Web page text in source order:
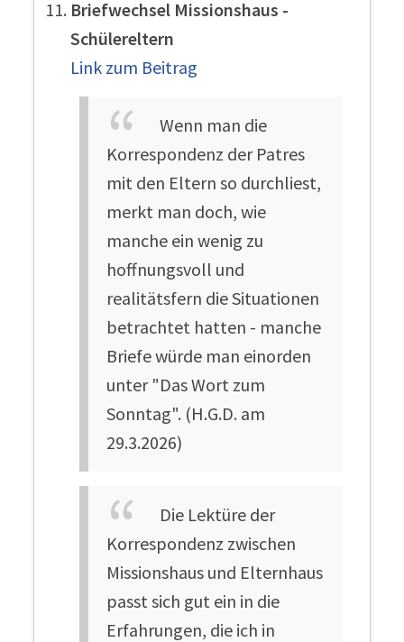
Briefwechsel Missionshaus -
Schülereltern
Link zum Beitrag
Wenn man die
Korrespondenz der Patres
mit den Eltern so durchliest,
merkt man doch, wie
manche ein wenig zu
hoffnungsvoll und
realitätsfern die Situationen
betrachtet hatten - manche
Briefe würde man einorden
unter "Das Wort zum
Sonntag". (H.G.D. am
29.3.2026)
Die Lektüre der
Korrespondenz zwischen
Missionshaus und Elternhaus
passt sich gut ein in die
Erfahrungen, die ich in